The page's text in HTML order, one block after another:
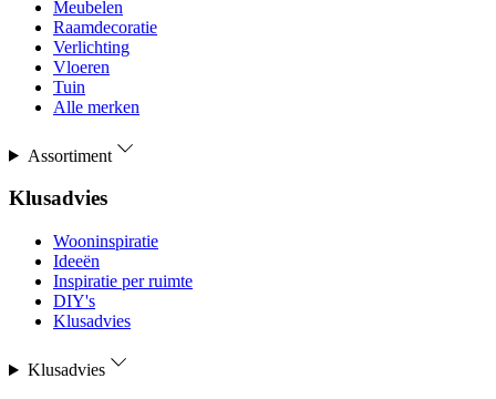
Meubelen
Raamdecoratie
Verlichting
Vloeren
Tuin
Alle merken
Assortiment
Klusadvies
Wooninspiratie
Ideeën
Inspiratie per ruimte
DIY's
Klusadvies
Klusadvies